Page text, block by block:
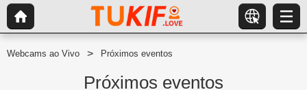
Webcams ao Vivo Próximos eventos
Próximos eventos